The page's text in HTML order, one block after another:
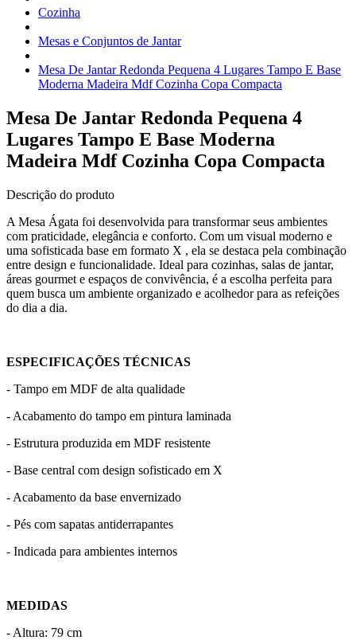
Cozinha
Mesas e Conjuntos de Jantar
Mesa De Jantar Redonda Pequena 4 Lugares Tampo E Base
Moderna Madeira Mdf Cozinha Copa Compacta
Mesa De Jantar Redonda Pequena 4
Lugares Tampo E Base Moderna
Madeira Mdf Cozinha Copa Compacta
Descrição do produto
A Mesa Ágata foi desenvolvida para transformar seus ambientes
com praticidade, elegância e conforto. Com um visual moderno e
uma sofisticada base em formato X , ela se destaca pela combinação
entre design e funcionalidade. Ideal para cozinhas, salas de jantar,
áreas gourmet e espaços de convivência, é a escolha perfeita para
quem busca um ambiente organizado e acolhedor para as refeições
do dia a dia.
ESPECIFICAÇÕES TÉCNICAS
- Tampo em MDF de alta qualidade
- Acabamento do tampo em pintura laminada
- Estrutura produzida em MDF resistente
- Base central com design sofisticado em X
- Acabamento da base envernizado
- Pés com sapatas antiderrapantes
- Indicada para ambientes internos
MEDIDAS
- Altura: 79 cm